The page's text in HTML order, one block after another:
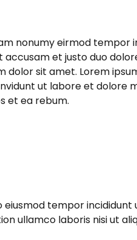
nonumy eirmod tempor
et justo duo
dolor sit amet. Lorem
ut labore et dolore
et ea rebum.
eiusmod tempor
ullamco laboris nisi ut